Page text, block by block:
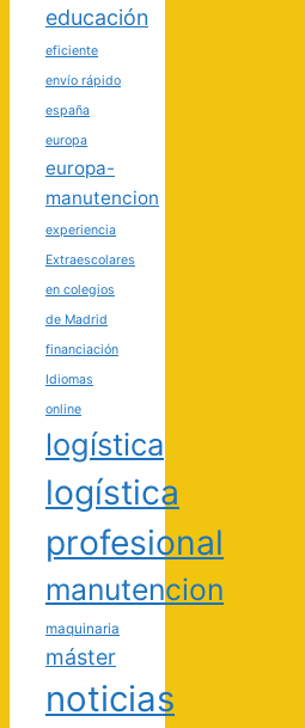
educación
eficiente
envío rápido
españa
europa
europa-
manutencion
experiencia
Extraescolares
en colegios
de Madrid
financiación
Idiomas
online
logística
logística
profesional
manutencion
maquinaria
máster
noticias